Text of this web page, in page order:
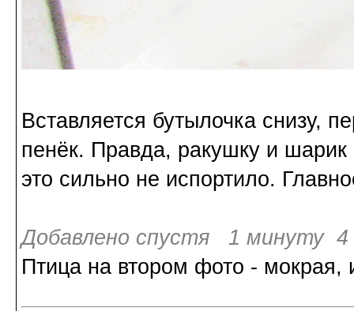
Вставляется бутылочка снизу,
пенёк. Правда, ракушку и
это сильно не испортило.
Добавлено спустя 1 минуту 4
Птица на втором фото - мокрая,